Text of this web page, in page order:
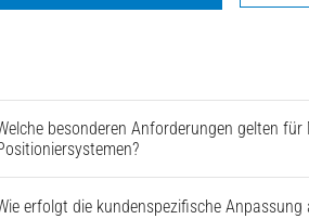
besonderen Anforderungen gelten
erfolgt die kundenspezifische